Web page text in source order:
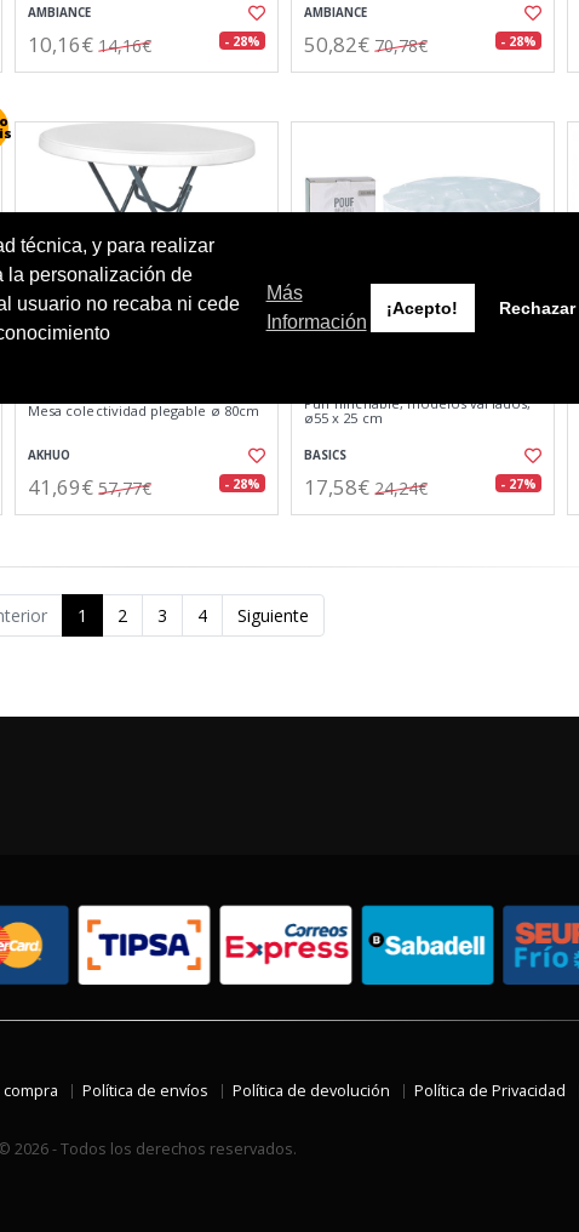
técnica, y para realizar
la personalización de
usuario no recaba ni cede
Más
Información
¡Acepto! Rechazar
AMBIANCE
10,16€ 14,16€ - 28%
AMBIANCE
50,82€ 70,78€ - 28%
Mesa colectividad plegable ø 80cm
AKHUO
41,69€ 57,77€ - 28%
Puff hinchable, modelos variados,
ø55 x 25 cm
BASICS
17,58€ 24,24€ - 27%
1 2 3 4 Siguiente
Política de envíos Política de devolución Política de Privacidad
© 2026 - Todos los derechos reservados.